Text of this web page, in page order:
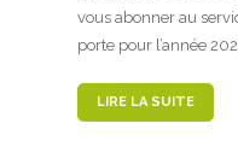
vous abonner au
porte pour l’année
LIRE LA SUITE